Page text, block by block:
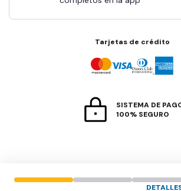
Tarjetas de crédito
SISTEMA DE
100% SEGURO